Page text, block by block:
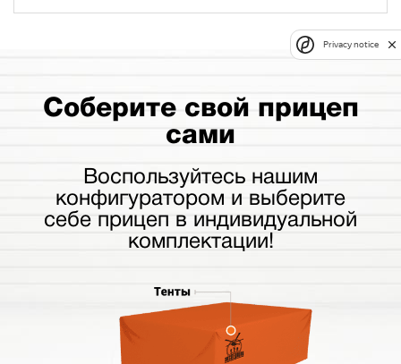
Соберите свой прицеп
сами
Воспользуйтесь нашим
конфигуратором и выберите
себе прицеп в индивидуальной
комплектации!
Privacy notice